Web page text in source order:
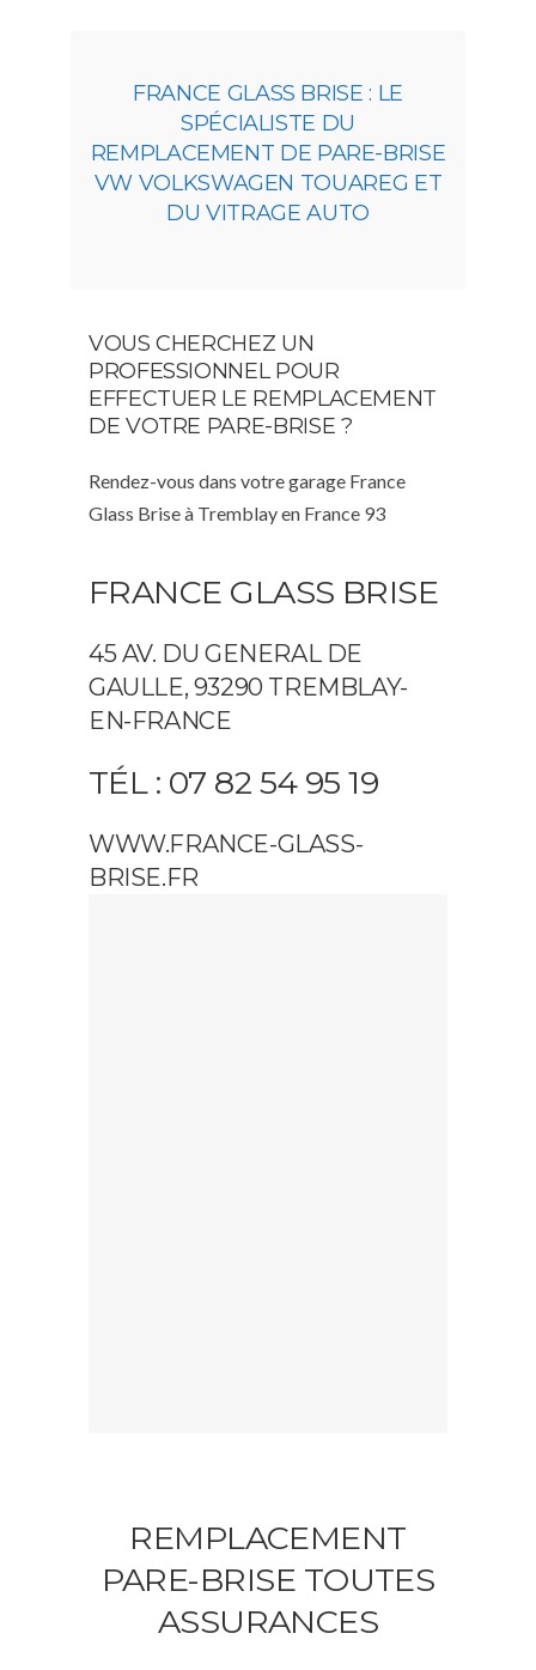
FRANCE GLASS BRISE : LE
SPÉCIALISTE DU
REMPLACEMENT DE PARE-BRISE
VW VOLKSWAGEN TOUAREG ET
DU VITRAGE AUTO
VOUS CHERCHEZ UN
PROFESSIONNEL POUR
EFFECTUER LE REMPLACEMENT
DE VOTRE PARE-BRISE ?
Rendez-vous dans votre garage France
Glass Brise à Tremblay en France 93
FRANCE GLASS BRISE
45 AV. DU GENERAL DE
GAULLE, 93290 TREMBLAY-
EN-FRANCE
TÉL : 07 82 54 95 19
WWW.FRANCE-GLASS-
BRISE.FR
REMPLACEMENT
PARE-BRISE TOUTES
ASSURANCES